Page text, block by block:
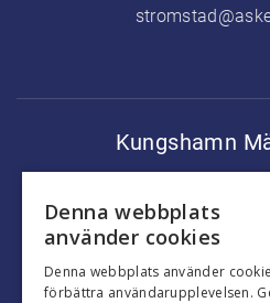
Kungshamn
Köpmanstorget 5,
+46 (0) 523
Denna webbplats
använder cookies
Denna webbplats använder
förbättra användarupplevelsen.